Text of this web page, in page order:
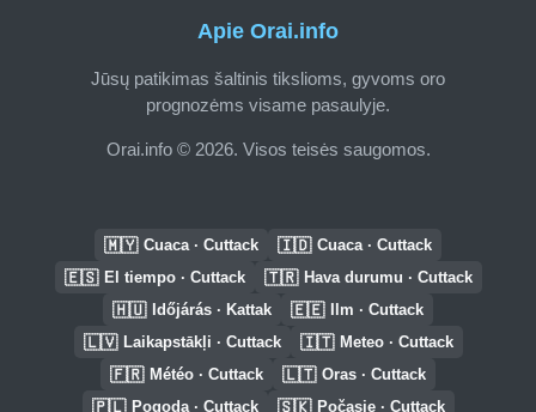
Apie Orai.info
Jūsų patikimas šaltinis tikslioms, gyvoms oro
prognozėms visame pasaulyje.
Orai.info © 2026. Visos teisės saugomos.
🇲🇾 Cuaca · Cuttack 🇮🇩 Cuaca · Cuttack
🇪🇸 El tiempo · Cuttack 🇹🇷 Hava durumu · Cuttack
🇭🇺 Időjárás · Kattak 🇪🇪 Ilm · Cuttack
🇱🇻 Laikapstākļi · Cuttack 🇮🇹 Meteo · Cuttack
🇫🇷 Météo · Cuttack 🇱🇹 Oras · Cuttack
🇵🇱 Pogoda · Cuttack 🇸🇰 Počasie · Cuttack